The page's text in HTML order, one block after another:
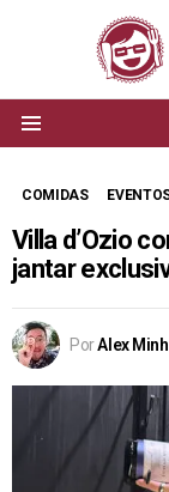
COMIDAS
Villa d’Ozio
jantar
PorAlex